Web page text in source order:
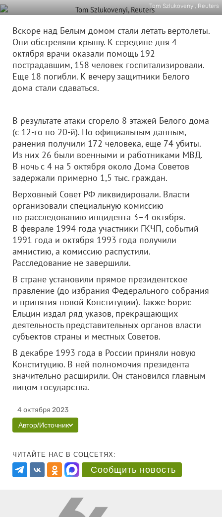
Tom Szlukovenyi, Reuters
Вскоре над Белым домом стали летать вертолеты.
Они обстреляли крышу. К середине дня 4
октября врачи оказали помощь 192
пострадавшим, 158 человек госпитализировали.
Еще 18 погибли. К вечеру защитники Белого
дома стали сдаваться.
В результате атаки сгорело 8 этажей Белого дома
(с 12-го по 20-й). По официальным данным,
ранения получили 172 человека, еще 74 убиты.
Из них 26 были военными и работниками МВД.
В ночь с 4 на 5 октября около Дома Советов
задержали примерно 1,5 тыс. граждан.
Верховный Совет РФ ликвидировали. Власти
организовали специальную комиссию
по расследованию инцидента 3–4 октября.
В феврале 1994 года участники ГКЧП, событий
1991 года и октября 1993 года получили
амнистию, а комиссию распустили.
Расследование не завершили.
В стране установили прямое президентское
правление (до избрания Федерального собрания
и принятия новой Конституции). Также Борис
Ельцин издал ряд указов, прекращающих
деятельность представительных органов власти
субъектов страны и местных Советов.
В декабре 1993 года в России приняли новую
Конституцию. В ней полномочия президента
значительно расширили. Он становился главным
лицом государства.
4 октября 2023
Автор/Источник
ЧИТАЙТЕ НАС В СОЦСЕТЯХ:
Сообщить новость